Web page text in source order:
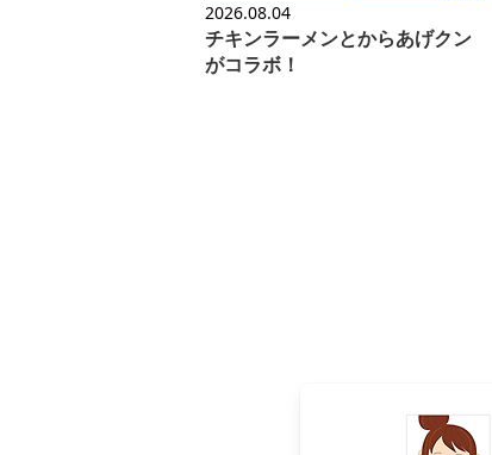
2026.08.04
チキンラーメンとからあげクン
がコラボ！